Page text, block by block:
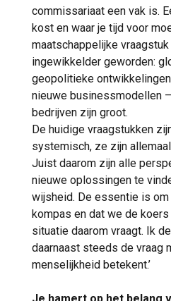
commissariaat een vak is.
kost en waar je tijd voor
maatschappelijke
ingewikkelder geworden:
geopolitieke
nieuwe businessmodellen
bedrijven zijn groot.
De huidige vraagstukken
systemisch, ze zijn
Juist daarom zijn alle
nieuwe oplossingen te
wijsheid. De essentie is
kompas en dat we de
situatie daarom vraagt. Ik
daarnaast steeds de vraag
menselijkheid betekent.’